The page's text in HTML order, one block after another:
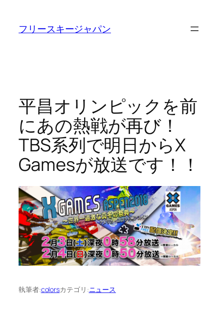
フリースキージャパン
平昌オリンピックを前
にあの熱戦が再び！
TBS系列で明日からX
Gamesが放送です！！
執筆者:colorsカテゴリ:ニュース